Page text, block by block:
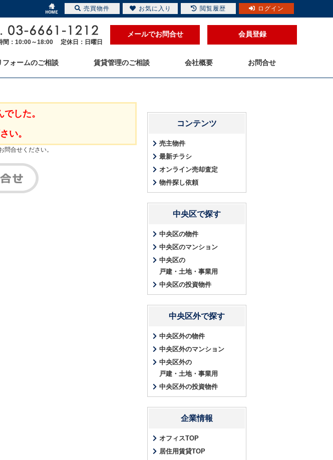
間：10:00～18:00 定休日：日曜日
メールでお問合せ 会員登録
フォームのご相談 賃貸管理のご相談 会社概要 お問合せ
した。
い。
合せください。
コンテンツ
売主物件
最新チラシ
オンライン売却査定
物件探し依頼
中央区で探す
中央区の物件
中央区のマンション
中央区の
戸建・土地・事業用
中央区の投資物件
中央区外で探す
中央区外の物件
中央区外のマンション
中央区外の
戸建・土地・事業用
中央区外の投資物件
企業情報
オフィスTOP
居住用賃貸TOP
売買物件 お気に入り 閲覧履歴 ログイン